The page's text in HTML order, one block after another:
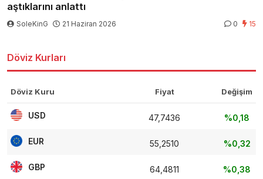
aştıklarını anlattı
SoleKinG 21 Haziran 2026 0 15
Döviz Kurları
Döviz Kuru Fiyat Değişim
USD 47,7436 %0,18
EUR 55,2510 %0,32
GBP 64,4811 %0,38